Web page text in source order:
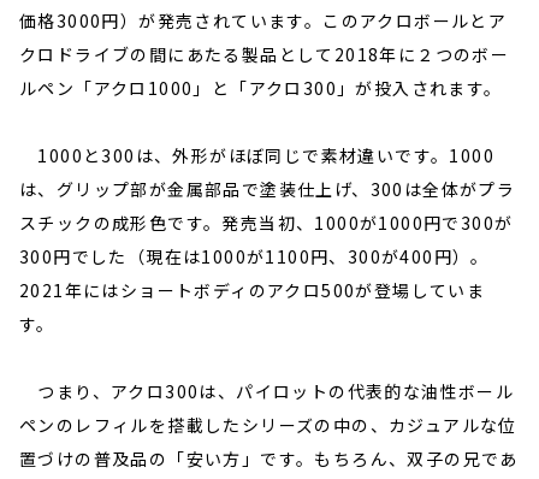
価格3000円）が発売されています。このアクロボールとア
クロドライブの間にあたる製品として2018年に２つのボー
ルペン「アクロ1000」と「アクロ300」が投入されます。
1000と300は、外形がほぼ同じで素材違いです。1000
は、グリップ部が金属部品で塗装仕上げ、300は全体がプラ
スチックの成形色です。発売当初、1000が1000円で300が
300円でした（現在は1000が1100円、300が400円）。
2021年にはショートボディのアクロ500が登場していま
す。
つまり、アクロ300は、パイロットの代表的な油性ボール
ペンのレフィルを搭載したシリーズの中の、カジュアルな位
置づけの普及品の「安い方」です。もちろん、双子の兄であ